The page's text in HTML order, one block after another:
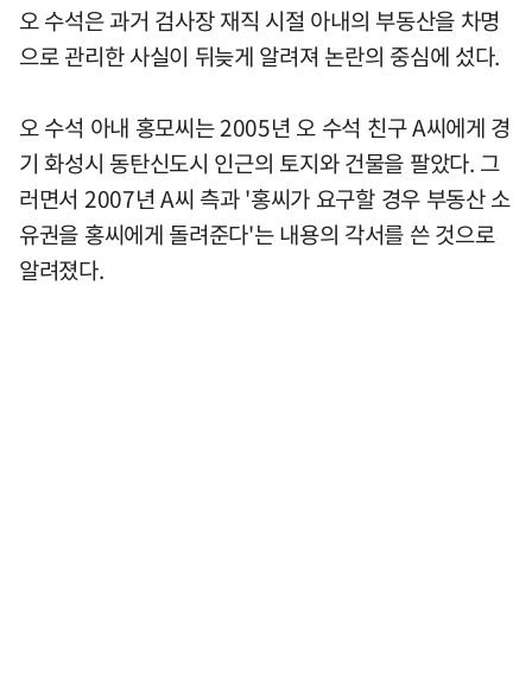
오 수석은 과거 검사장 재직 시절 아내의 부동산을 차명
으로 관리한 사실이 뒤늦게 알려져 논란의 중심에 섰다.
오 수석 아내 홍모씨는 2005년 오 수석 친구 A씨에게 경
기 화성시 동탄신도시 인근의 토지와 건물을 팔았다. 그
러면서 2007년 A씨 측과 '홍씨가 요구할 경우 부동산 소
유권을 홍씨에게 돌려준다'는 내용의 각서를 쓴 것으로
알려졌다.